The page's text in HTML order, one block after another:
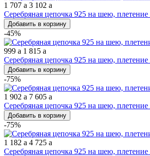
1 707 a 3 102 a
Серебряная цепочка 925 на шею,
Добавить в корзину
-45%
999 a 1 815 a
Серебряная цепочка 925 на шею,
Добавить в корзину
-75%
1 902 a 7 605 a
Серебряная цепочка 925 на шею,
Добавить в корзину
-75%
1 182 a 4 725 a
Серебряная цепочка 925 на шею,